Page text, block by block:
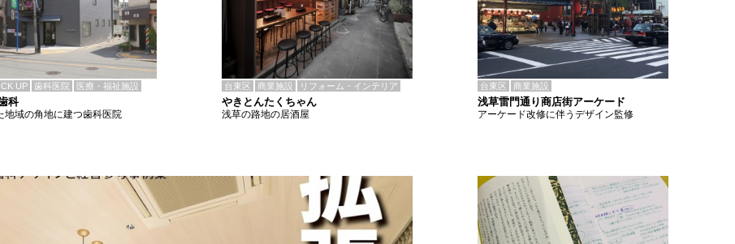
UP 歯科医院 医療・福祉施設
科
地域の角地に建つ歯科医院
台東区 商業施設 リフォーム・インテリア
やきとんたくちゃん
浅草の路地の居酒屋
台東区 商業施設
浅草雷門通り商店街アーケード
アーケード改修に伴うデザイン監修